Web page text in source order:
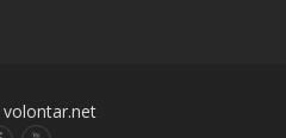
volontar.net